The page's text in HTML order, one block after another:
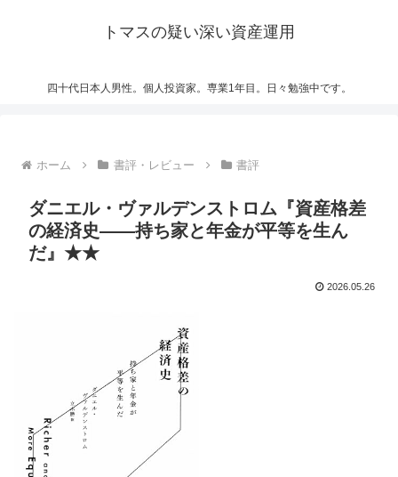
トマスの疑い深い資産運用
四十代日本人男性。個人投資家。専業1年目。日々勉強中です。
ホーム 書評・レビュー 書評
ダニエル・ヴァルデンストロム『資産格差
の経済史――持ち家と年金が平等を生ん
だ』★★
2026.05.26